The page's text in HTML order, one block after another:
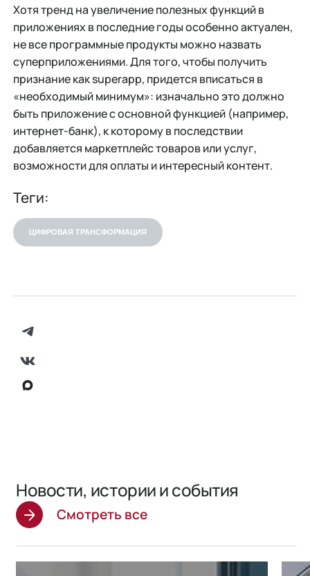
Хотя тренд на увеличение полезных функций в
приложениях в последние годы особенно актуален,
не все программные продукты можно назвать
суперприложениями. Для того, чтобы получить
признание как superapp, придется вписаться в
«необходимый минимум»: изначально это должно
быть приложение с основной функцией (например,
интернет-банк), к которому в последствии
добавляется маркетплейс товаров или услуг,
возможности для оплаты и интересный контент.
Теги:
ЦИФРОВАЯ ТРАНСФОРМАЦИЯ
Новости, истории и события
Смотреть все